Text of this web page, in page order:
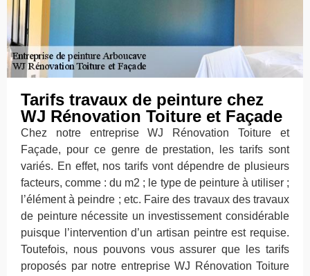
Tarifs travaux de peinture chez
WJ Rénovation Toiture et Façade
Chez notre entreprise WJ Rénovation Toiture et
Façade, pour ce genre de prestation, les tarifs sont
variés. En effet, nos tarifs vont dépendre de plusieurs
facteurs, comme : du m2 ; le type de peinture à utiliser ;
l’élément à peindre ; etc. Faire des travaux des travaux
de peinture nécessite un investissement considérable
puisque l’intervention d’un artisan peintre est requise.
Toutefois, nous pouvons vous assurer que les tarifs
proposés par notre entreprise WJ Rénovation Toiture